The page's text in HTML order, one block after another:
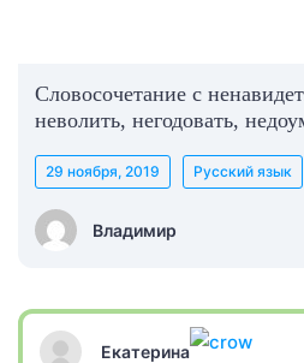
Словосочетание с
неволить, негодовать,
Владимир
29 ноября, 2019 Русский язык
Екатерина